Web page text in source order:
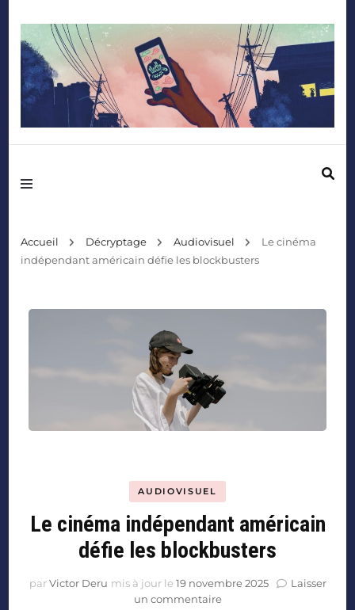
Accueil Décryptage Audiovisuel
Le cinéma
indépendant américain défie les blockbusters
AUDIOVISUEL
Le cinéma indépendant américain
défie les blockbusters
parVictor Deru mis à jour le 19 novembre 2025
Laisser
un commentaire